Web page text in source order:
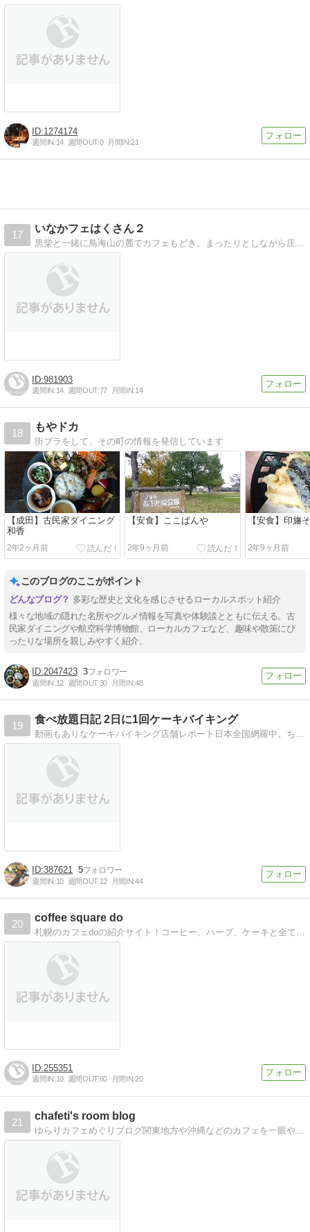
1274174
週間IN:14 週間OUT:0 月間IN:21
17
いなかフェはくさん２
黒柴と一緒に鳥海山の麓でカフェもどき。まったりとしながら庄内で頑張ってます。６月で４年です・・・継続は力なりを実感。
981903
週間IN:14 週間OUT:77 月間IN:14
18
もやドカ
街ブラをして、その町の情報を発信しています
【成田】古民家ダイニング
和香
2年2ヶ月前
【安食】ここぱんや
2年9ヶ月前
【安食】印旛
2年9ヶ月前
このブログのここがポイント
多彩な歴史と文化を感じさせるローカルスポット紹介
様々な地域の隠れた名所やグルメ情報を写真や体験談とともに伝える。古
民家ダイニングや航空科学博物館、ローカルカフェなど、趣味や散策にぴ
ったりな場所を親しみやすく紹介。
2047423 3
週間IN:12 週間OUT:30 月間IN:48
19
食べ放題日記 2日に1回ケーキバイキング
387621 5
週間IN:10 週間OUT:12 月間IN:44
20
coffee square do
255351
週間IN:10 週間OUT:60 月間IN:20
21
chafeti's room blog
ゆらりカフェめぐりブログ関東地方や沖縄などのカフェを一眼やiPhoneで撮影した写真とともに*